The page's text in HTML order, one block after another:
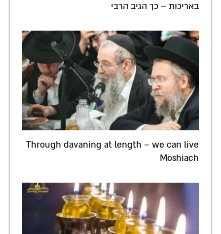
באריכות – כך הגיב הרבי
Through davaning at length – we can live
Moshiach